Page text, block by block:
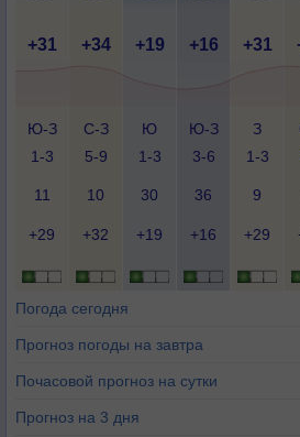
+31 +34 +19 +16 +31
Ю-З
1-3
С-З
5-9
Ю
1-3
Ю-З
3-6
З
1-3
11 10 30 36 9
+29 +32 +19 +16 +29
Погода сегодня
Прогноз погоды на завтра
Почасовой прогноз на сутки
Прогноз на 3 дня